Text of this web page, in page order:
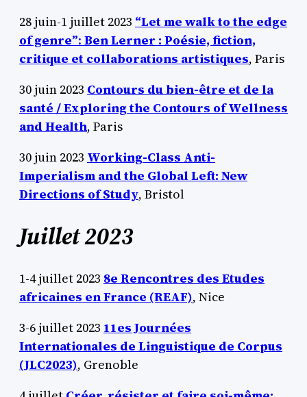
28 juin-1 juillet 2023 “Let me walk to the edge
of genre”: Ben Lerner : Poésie, fiction,
critique et collaborations artistiques, Paris
30 juin 2023 Contours du bien-être et de la
santé / Exploring the Contours of Wellness
and Health, Paris
30 juin 2023 Working-Class Anti-
Imperialism and the Global Left: New
Directions of Study, Bristol
Juillet 2023
1-4 juillet 2023 8e Rencontres des Etudes
africaines en France (REAF), Nice
3-6 juillet 2023 11es Journées
Internationales de Linguistique de Corpus
(JLC2023), Grenoble